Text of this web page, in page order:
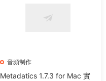
音頻制作
Metadatics 1.7.3 for Mac 實